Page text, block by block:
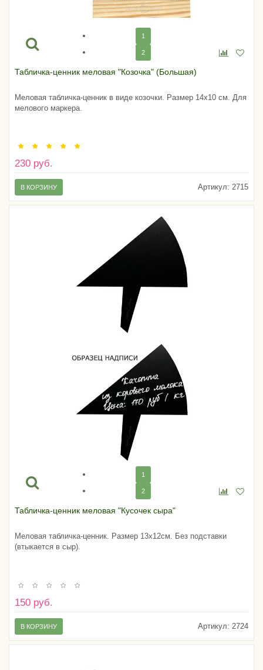
1
2
Табличка-ценник меловая "Козочка" (Большая)
Меловая табличка-ценник в виде козочки. Размер 14х10 см. Для
мелового маркера.
230 руб.
Артикул: 2715
В КОРЗИНУ
1
2
Табличка-ценник меловая "Кусочек сыра"
Меловая табличка-ценник. Размер 13х12см. Без подставки
(втыкается в сыр).
150 руб.
Артикул: 2724
В КОРЗИНУ